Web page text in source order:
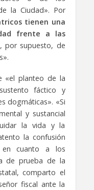
la Ciudad». Por
tienen una
frente a las
por supuesto, de
«el planteo de la
fáctico y
dogmáticas». «Si
y sustancial
la vida y la
la confusión
en cuanto a los
de prueba de la
comparto el
fiscal ante la